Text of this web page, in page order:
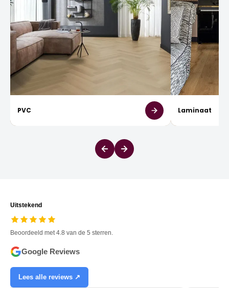
PVC Laminaat
Uitstekend
Beoordeeld met 4.8 van de 5 sterren.
Google Reviews
Lees alle reviews ↗